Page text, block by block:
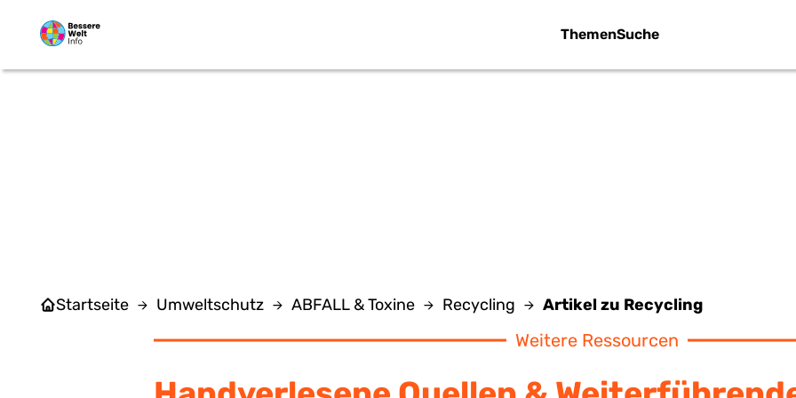
ThemenSuche
Startseite Umweltschutz ABFALL & Toxine Recycling Artikel zu Recycling
Weitere Ressourcen